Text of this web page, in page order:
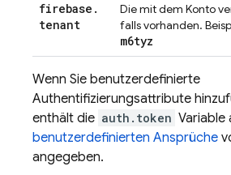
firebase .
tenant
Die mit dem Konto
falls vorhanden.
m6tyz
Wenn Sie benutzerdefinierte
Authentifizierungsattribute
enthält die auth.token Variable
benutzerdefinierten Ansprüche
angegeben.